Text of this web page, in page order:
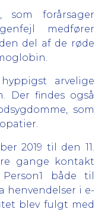
som forårsager
medfører
del af de røde
arvelige
Der findes også
som
2019 til den 11.
gange kontakt
både til
henvendelser i e-
blev fulgt med